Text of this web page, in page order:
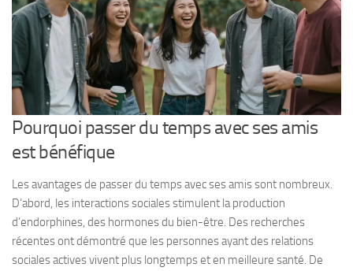
Pourquoi passer du temps avec ses amis
est bénéfique
Les avantages de passer du temps avec ses amis sont nombreux.
D’abord, les interactions sociales stimulent la production
d’endorphines, des hormones du bien-être. Des recherches
récentes ont démontré que les personnes ayant des relations
sociales actives vivent plus longtemps et en meilleure santé. De